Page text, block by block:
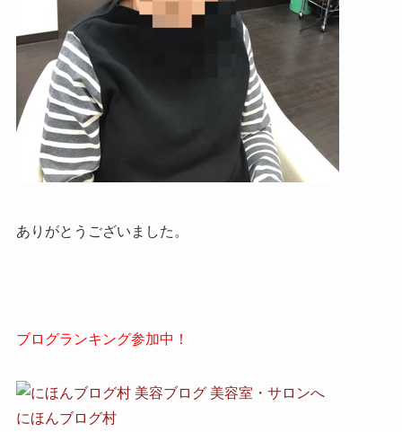
ありがとうございました。
ブログランキング参加中！
にほんブログ村